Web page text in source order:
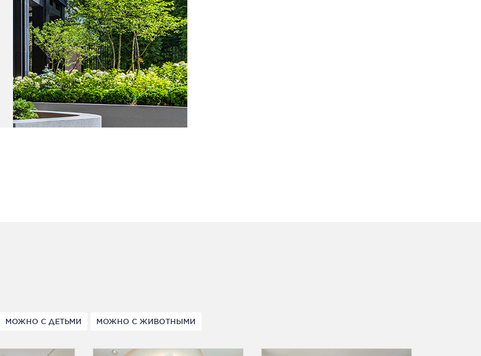
МОЖНО С ДЕТЬМИ МОЖНО С ЖИВОТНЫМИ